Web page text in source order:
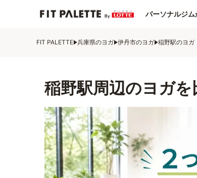
パーソナルジム
FIT PALETTE 兵庫県のヨガ 伊丹市のヨガ 稲野駅のヨガ
稲野駅周辺のヨガ